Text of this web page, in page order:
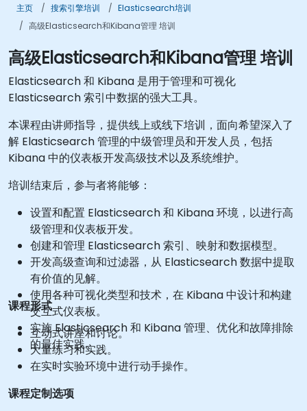
主页 搜索引擎培训
Elasticsearch培训
高级Elasticsearch和Kibana管理 培训
高级Elasticsearch和Kibana管理 培训
Elasticsearch 和 Kibana 是用于管理和可视化
Elasticsearch 索引中数据的强大工具。
本课程由讲师指导，提供线上或线下培训，面向希望深入了
解 Elasticsearch 管理的中级管理员和开发人员，包括
Kibana 中的仪表板开发高级技术以及系统维护。
培训结束后，参与者将能够：
设置和配置 Elasticsearch 和 Kibana 环境，以进行高
级管理和仪表板开发。
创建和管理 Elasticsearch 索引、映射和数据模型。
开发高级查询和过滤器，从 Elasticsearch 数据中提取
有价值的见解。
使用各种可视化类型和技术，在 Kibana 中设计和构建
交互式仪表板。
实施 Elasticsearch 和 Kibana 管理、优化和故障排除
的最佳实践。
课程形式
互动式讲座和讨论。
大量练习和实践。
在实时实验环境中进行动手操作。
课程定制选项